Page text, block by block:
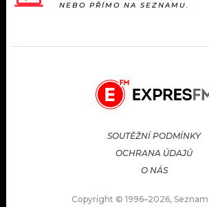
NEBO PŘÍMO NA SEZNAMU.
SOUTĚŽNÍ PODMÍNKY
OCHRANA ÚDAJŮ
O NÁS
Copyright © 1996–2026,